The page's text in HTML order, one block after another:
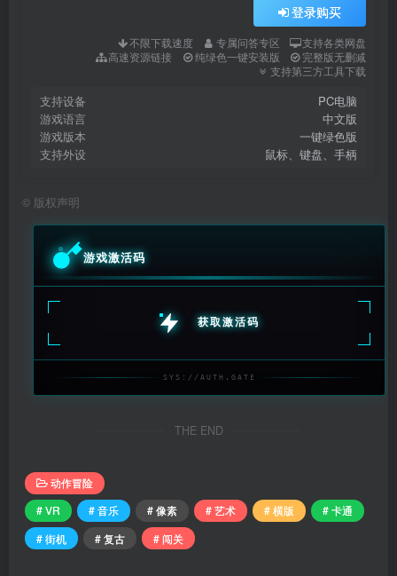
登录购买
不限下载速度 专属问答专区
支持各类网盘
高速资源链接
纯绿色一键安装版
完整版无删减
支持第三方工具下载
支持设备
PC电脑
游戏语言
中文版
游戏版本
一键绿色版
支持外设
鼠标、键盘、手柄
© 版权声明
游戏激活码
获取激活码
SYS://AUTH.GATE
THE END
动作冒险
# VR
# 音乐 # 像素 # 艺术 # 横版
# 卡通
# 街机
# 复古 # 闯关